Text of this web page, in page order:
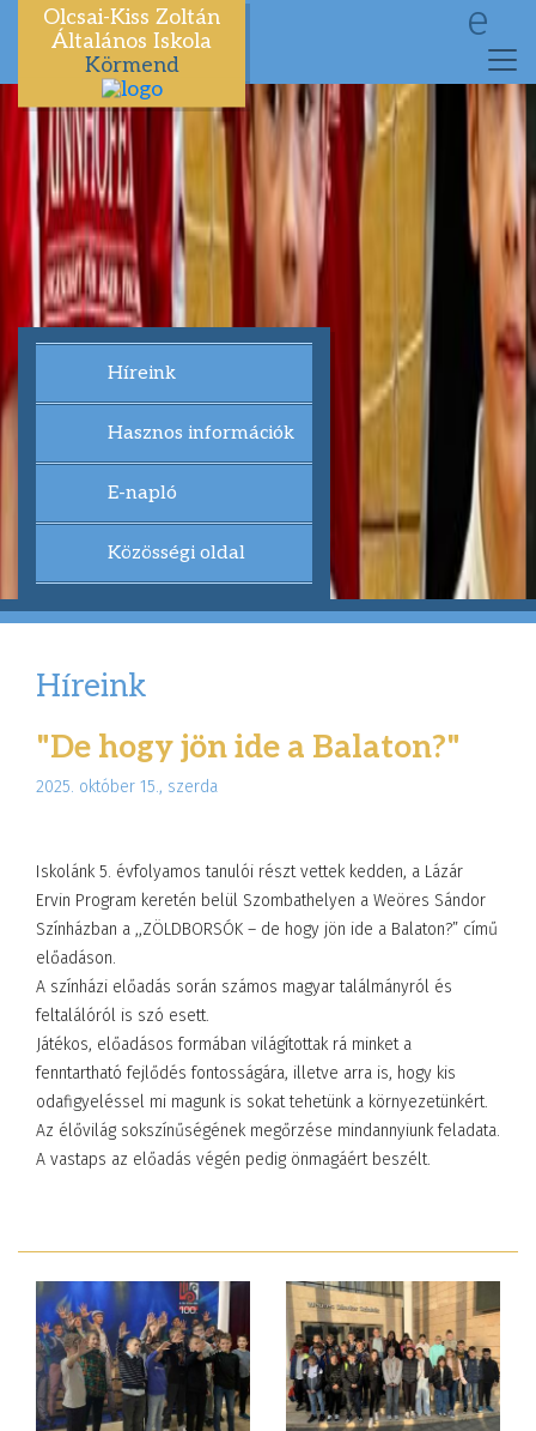
Olcsai-Kiss Zoltán
Általános Iskola
Körmend
e
Híreink
Hasznos információk
E-napló
Közösségi oldal
Híreink
"De hogy jön ide a Balaton?"
2025. október 15., szerda
Iskolánk 5. évfolyamos tanulói részt vettek kedden, a Lázár
Ervin Program keretén belül Szombathelyen a Weöres Sándor
Színházban a ,,ZÖLDBORSÓK – de hogy jön ide a Balaton?” című
előadáson.
A színházi előadás során számos magyar találmányról és
feltalálóról is szó esett.
Játékos, előadásos formában világítottak rá minket a
fenntartható fejlődés fontosságára, illetve arra is, hogy kis
odafigyeléssel mi magunk is sokat tehetünk a környezetünkért.
Az élővilág sokszínűségének megőrzése mindannyiunk feladata.
A vastaps az előadás végén pedig önmagáért beszélt.